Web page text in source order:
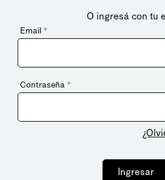
O ingresá con tu
Email *
Contraseña *
Ingresar